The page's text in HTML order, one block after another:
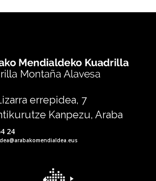
errepidea, 7
Kanpezu, Araba
24